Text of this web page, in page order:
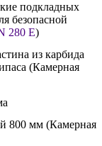
подкладных
безопасной
280 E)
из карбида
(Камерная
800 мм (Камерная